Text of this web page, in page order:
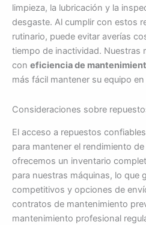
limpieza, la lubricación y la
desgaste. Al cumplir con estos
rutinario, puede evitar averías
tiempo de inactividad. Nuestras
con eficiencia de
más fácil mantener su equipo
Consideraciones sobre
El acceso a repuestos
para mantener el rendimiento
ofrecemos un inventario
para nuestras máquinas, lo que
competitivos y opciones de
contratos de mantenimiento
mantenimiento profesional